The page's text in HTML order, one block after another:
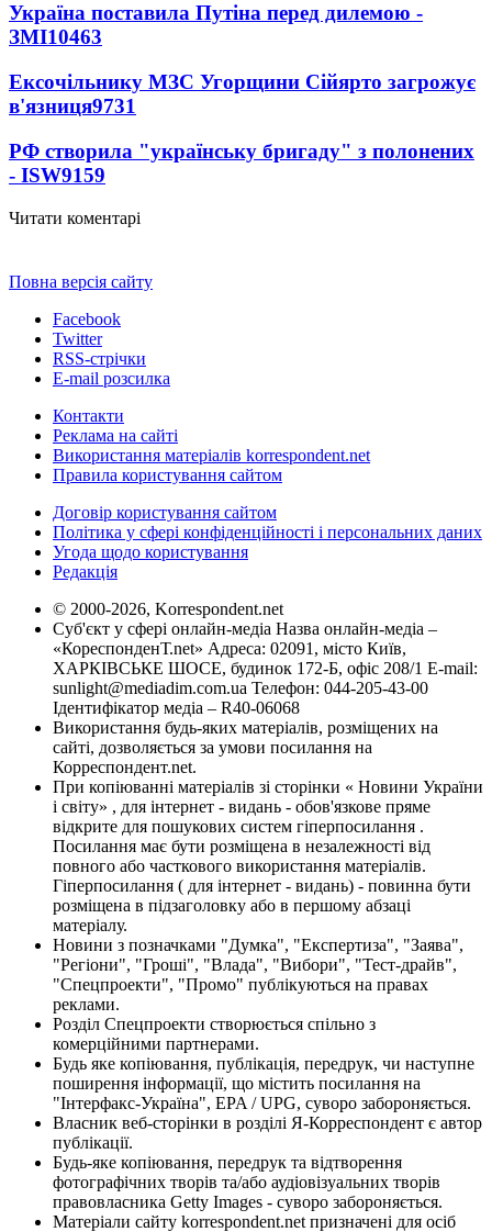
Україна поставила Путіна перед дилемою -
ЗМІ10463
Ексочільнику МЗС Угорщини Сійярто загрожує
в'язниця9731
РФ створила "українську бригаду" з полонених
- ISW9159
Читати коментарі
Повна версія сайту
Facebook
Twitter
RSS-стрічки
E-mail розсилка
Контакти
Реклама на сайті
Використання матеріалів korrespondent.net
Правила користування сайтом
Договір користування сайтом
Політика у сфері конфіденційності і персональних даних
Угода щодо користування
Редакція
© 2000-2026, Korrespondent.net
Суб'єкт у сфері онлайн-медіа Назва онлайн-медіа –
«КореспонденТ.net» Адреса: 02091, місто Київ,
ХАРКІВСЬКЕ ШОСЕ, будинок 172-Б, офіс 208/1 E-mail:
sunlight@mediadim.com.ua Телефон: 044-205-43-00
Ідентифікатор медіа – R40-06068
Використання будь-яких матеріалів, розміщених на
сайті, дозволяється за умови посилання на
Корреспондент.net.
При копіюванні матеріалів зі сторінки « Новини України
і світу» , для інтернет - видань - обов'язкове пряме
відкрите для пошукових систем гіперпосилання .
Посилання має бути розміщена в незалежності від
повного або часткового використання матеріалів.
Гіперпосилання ( для інтернет - видань) - повинна бути
розміщена в підзаголовку або в першому абзаці
матеріалу.
Новини з позначками "Думка", "Експертиза", "Заява",
"Регіони", "Гроші", "Влада", "Вибори", "Тест-драйв",
"Спецпроекти", "Промо" публікуються на правах
реклами.
Розділ Спецпроекти створюється спільно з
комерційними партнерами.
Будь яке копіювання, публікація, передрук, чи наступне
поширення інформації, що містить посилання на
"Інтерфакс-Україна", EPA / UPG, суворо забороняється.
Власник веб-сторінки в розділі Я-Корреспондент є автор
публікації.
Будь-яке копіювання, передрук та відтворення
фотографічних творів та/або аудіовізуальних творів
правовласника Getty Images - суворо забороняється.
Матеріали сайту korrespondent.net призначені для осіб